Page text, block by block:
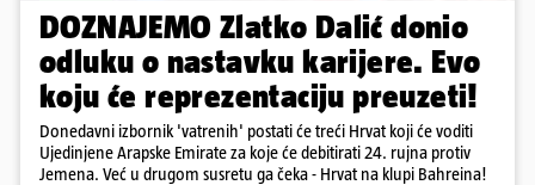
DOZNAJEMO Zlatko Dalić donio
odluku o nastavku karijere. Evo
koju će reprezentaciju preuzeti!
Donedavni izbornik 'vatrenih' postati će treći Hrvat koji će voditi
Ujedinjene Arapske Emirate za koje će debitirati 24. rujna protiv
Jemena. Već u drugom susretu ga čeka - Hrvat na klupi Bahreina!